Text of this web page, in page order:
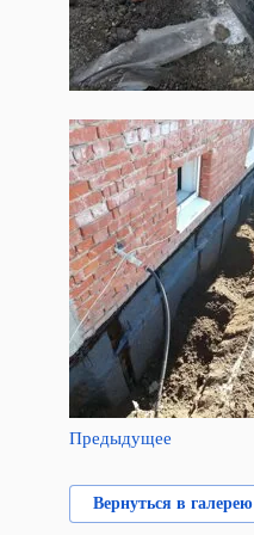
Предыдущее
Вернуться в галерею